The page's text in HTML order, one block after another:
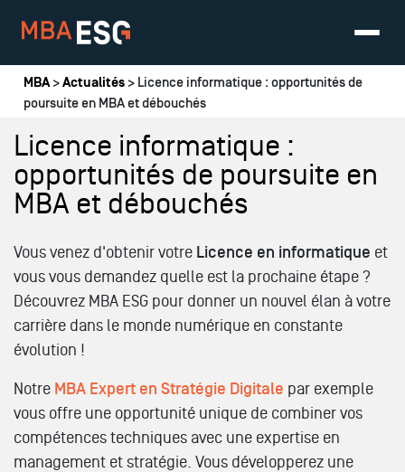
Vous êtes ici
MBA>Actualités > Licence informatique : opportunités de
poursuite en MBA et débouchés
Licence informatique :
opportunités de poursuite en
MBA et débouchés
Vous venez d'obtenir votre Licence en informatique et
vous vous demandez quelle est la prochaine étape ?
Découvrez MBA ESG pour donner un nouvel élan à votre
carrière dans le monde numérique en constante
évolution !
Notre MBA Expert en Stratégie Digitale par exemple
vous offre une opportunité unique de combiner vos
compétences techniques avec une expertise en
management et stratégie. Vous développerez une